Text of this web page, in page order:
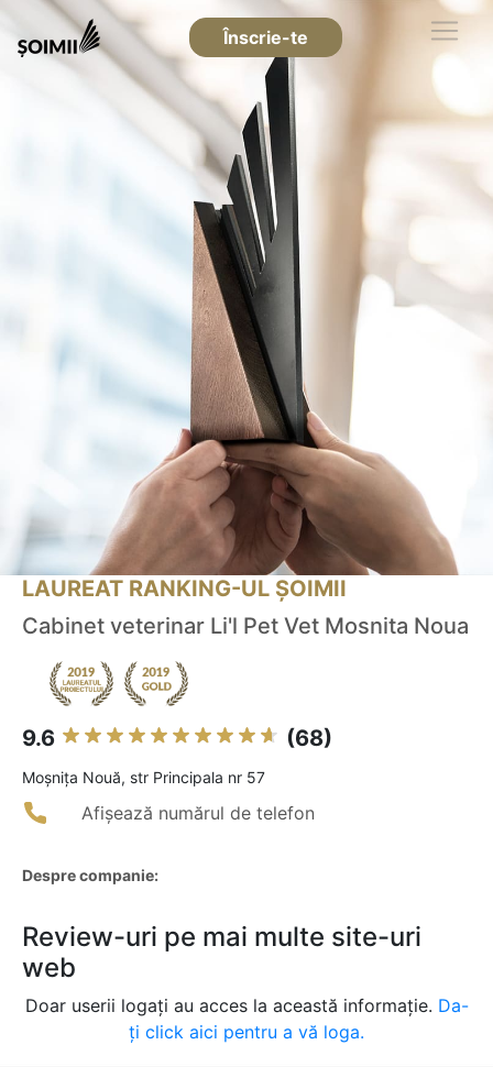
Înscrie-te
LAUREAT RANKING-UL ȘOIMII
Cabinet veterinar Li'l Pet Vet Mosnita Noua
9.6 (68)
Moşniţa Nouă, str Principala nr 57
Afișează numărul de telefon
Despre companie:
Review-uri pe mai multe site-uri
web
Doar userii logați au acces la această informație. Da-
ți click aici pentru a vă loga.